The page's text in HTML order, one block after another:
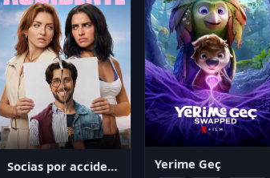
Socias por accidente Yerime Geç